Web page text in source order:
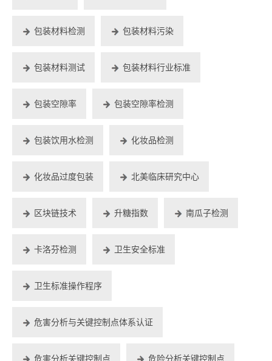
包装材料检测 包装材料污染
包装材料测试 包装材料行业标准
包装空隙率 包装空隙率检测
包装饮用水检测 化妆品检测
化妆品过度包装 北美临床研究中心
区块链技术 升糖指数 南瓜子检测
卡洛芬检测 卫生安全标准
卫生标准操作程序
危害分析与关键控制点体系认证
危害分析关键控制点 危险分析关键控制点